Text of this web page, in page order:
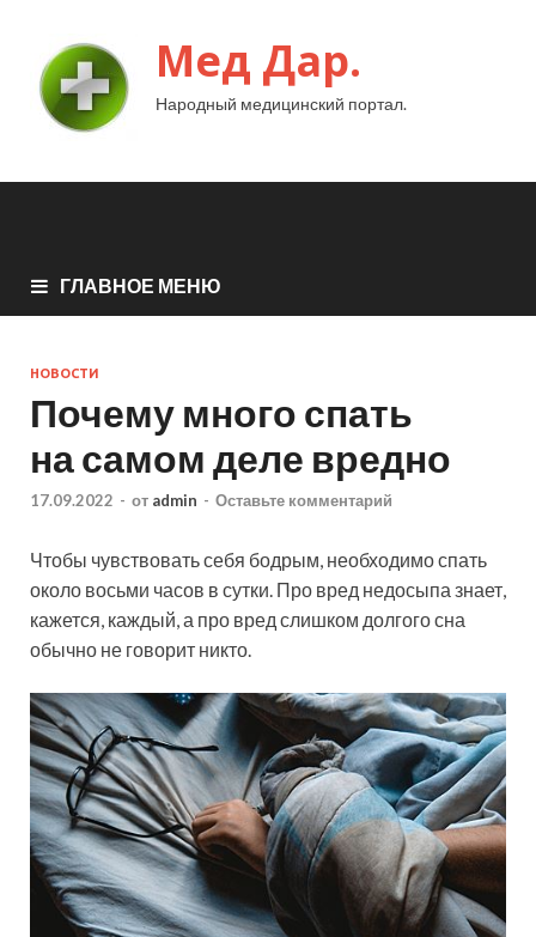
Мед Дар.
Народный медицинский портал.
ГЛАВНОЕ МЕНЮ
НОВОСТИ
Почему много спать
на самом деле вредно
17.09.2022 - от admin - Оставьте комментарий
Чтобы чувствовать себя бодрым, необходимо спать
около восьми часов в сутки. Про вред недосыпа знает,
кажется, каждый, а про вред слишком долгого сна
обычно не говорит никто.